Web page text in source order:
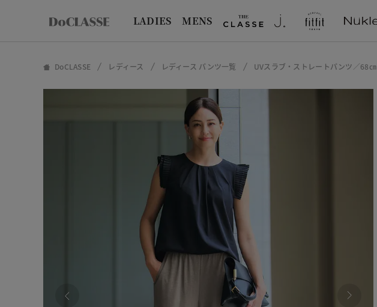
LADIES MENS
DoCLASSE レディース レディース パンツ一覧 UVスラブ・ストレートパンツ／68㎝